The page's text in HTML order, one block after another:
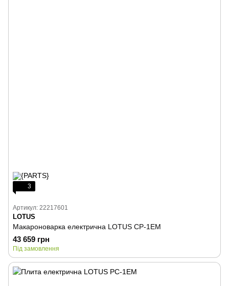
3
Артикул: 22217601
LOTUS
Макароноварка електрична LOTUS CP-1EM
43 659 грн
Під замовлення